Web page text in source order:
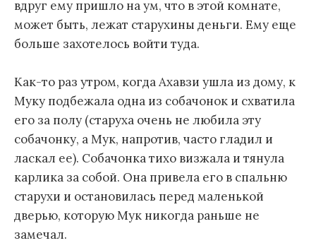
вдруг ему пришло на ум, что в этой комнате,
может быть, лежат старухины деньги. Ему еще
больше захотелось войти туда.
Как-то раз утром, когда Ахавзи ушла из дому, к
Муку подбежала одна из собачонок и схватила
его за полу (старуха очень не любила эту
собачонку, а Мук, напротив, часто гладил и
ласкал ее). Собачонка тихо визжала и тянула
карлика за собой. Она привела его в спальню
старухи и остановилась перед маленькой
дверью, которую Мук никогда раньше не
замечал.